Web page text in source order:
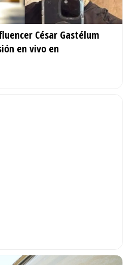
César Gastélum
en vivo en